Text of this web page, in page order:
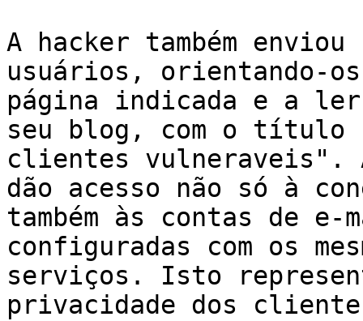
A hacker também enviou
usuários, orientando-
página indicada e a ler
seu blog, com o título
clientes vulneraveis".
dão acesso não só à
também às contas de
configuradas com os
serviços. Isto
privacidade dos